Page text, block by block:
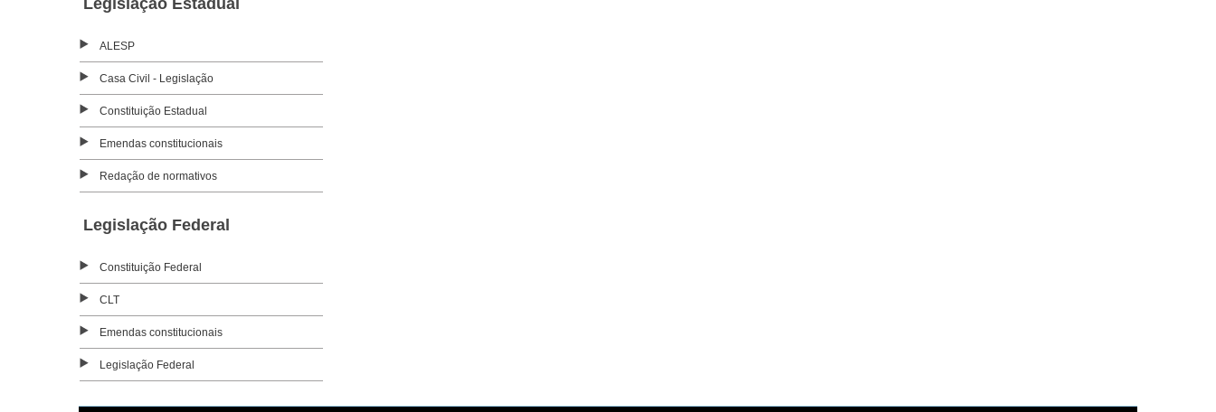
Legislação Estadual
ALESP
Casa Civil - Legislação
Constituição Estadual
Emendas constitucionais
Redação de normativos
Legislação Federal
Constituição Federal
CLT
Emendas constitucionais
Legislação Federal